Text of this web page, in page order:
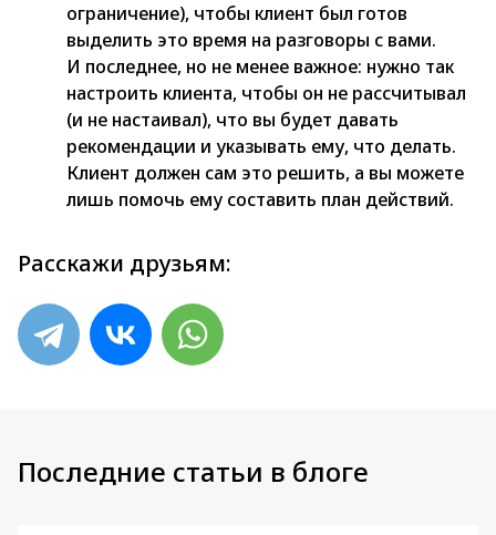
ограничение), чтобы клиент был готов
выделить это время на разговоры с вами.
И последнее, но не менее важное: нужно так
настроить клиента, чтобы он не рассчитывал
(и не настаивал), что вы будет давать
рекомендации и указывать ему, что делать.
Клиент должен сам это решить, а вы можете
лишь помочь ему составить план действий.
Расскажи друзьям:
Последние статьи в блоге